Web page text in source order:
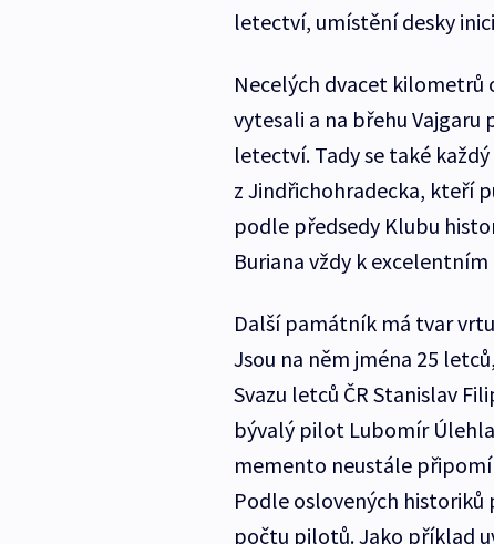
letectví, umístění desky
Necelých dvacet
vytesali a na břehu
letectví. Tady se také
z Jindřichohradecka, kteří
podle předsedy Klubu
Buriana vždy k
Další památník má tvar
Jsou na něm jména 25
Svazu letců ČR Stanislav
bývalý pilot Lubomír
memento neustále
Podle oslovených
počtu pilotů. Jako příklad